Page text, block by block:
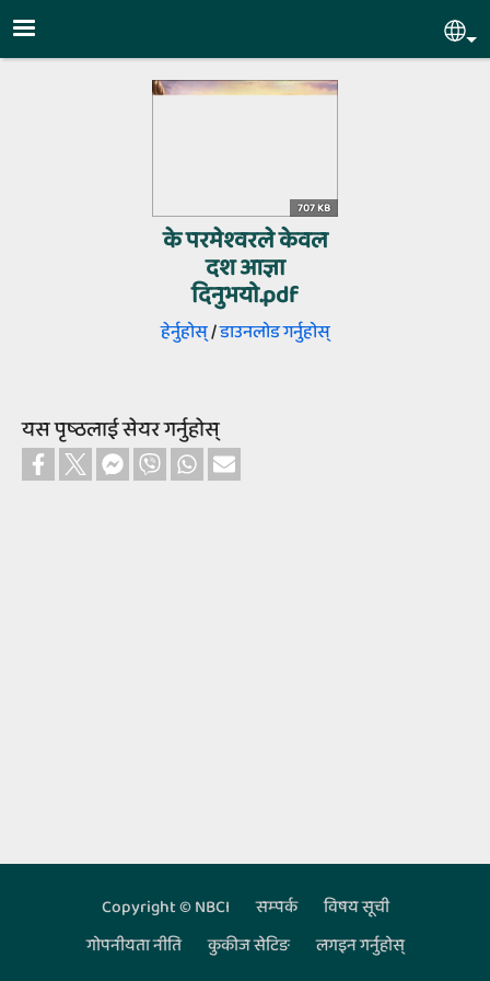
Skip to main content
707 KB
के परमेश्‍वरले केवल
दश आज्ञा
दिनुभयो.pdf
हेर्नुहोस्‌/डाउनलोड गर्नुहोस्‌
यस पृष्‍ठलाई सेयर गर्नुहोस्‌
Footer
Copyright © NBCI सम्‍पर्क
विषय सूची
गोपनीयता नीति
कुकीज सेटिङ लगइन गर्नुहोस्‌